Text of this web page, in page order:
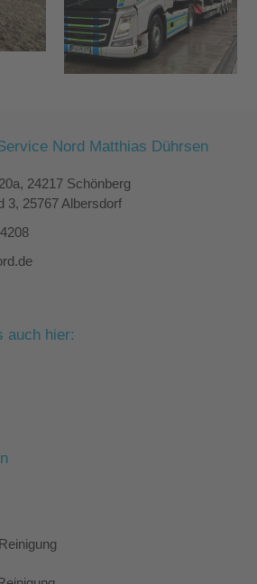
Nord Matthias Dührsen
24217 Schönberg
3, 25767 Albersdorf
auch hier: